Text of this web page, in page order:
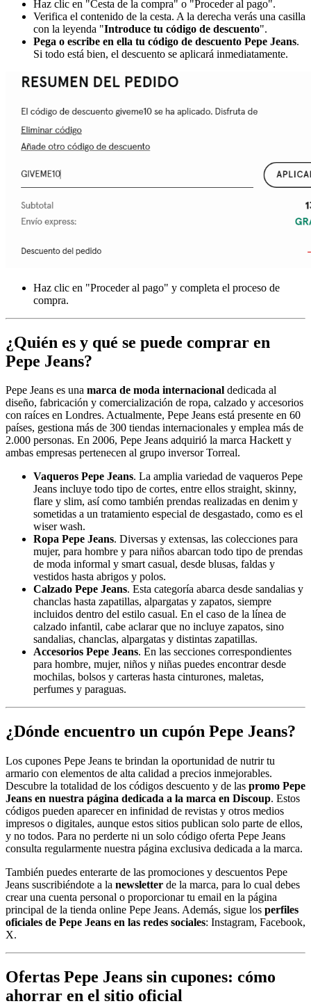
Haz clic en "Cesta de la compra" o "Proceder al pago".
Verifica el contenido de la cesta. A la derecha verás una casilla
con la leyenda "Introduce tu código de descuento".
Pega o escribe en ella tu código de descuento Pepe Jeans.
Si todo está bien, el descuento se aplicará inmediatamente.
Haz clic en "Proceder al pago" y completa el proceso de
compra.
¿Quién es y qué se puede comprar en
Pepe Jeans?
Pepe Jeans es una marca de moda internacional dedicada al
diseño, fabricación y comercialización de ropa, calzado y accesorios
con raíces en Londres. Actualmente, Pepe Jeans está presente en 60
países, gestiona más de 300 tiendas internacionales y emplea más de
2.000 personas. En 2006, Pepe Jeans adquirió la marca Hackett y
ambas empresas pertenecen al grupo inversor Torreal.
Vaqueros Pepe Jeans. La amplia variedad de vaqueros Pepe
Jeans incluye todo tipo de cortes, entre ellos straight, skinny,
flare y slim, así como también prendas realizadas en denim y
sometidas a un tratamiento especial de desgastado, como es el
wiser wash.
Ropa Pepe Jeans. Diversas y extensas, las colecciones para
mujer, para hombre y para niños abarcan todo tipo de prendas
de moda informal y smart casual, desde blusas, faldas y
vestidos hasta abrigos y polos.
Calzado Pepe Jeans. Esta categoría abarca desde sandalias y
chanclas hasta zapatillas, alpargatas y zapatos, siempre
incluidos dentro del estilo casual. En el caso de la línea de
calzado infantil, cabe aclarar que no incluye zapatos, sino
sandalias, chanclas, alpargatas y distintas zapatillas.
Accesorios Pepe Jeans. En las secciones correspondientes
para hombre, mujer, niños y niñas puedes encontrar desde
mochilas, bolsos y carteras hasta cinturones, maletas,
perfumes y paraguas.
¿Dónde encuentro un cupón Pepe Jeans?
Los cupones Pepe Jeans te brindan la oportunidad de nutrir tu
armario con elementos de alta calidad a precios inmejorables.
Descubre la totalidad de los códigos descuento y de las promo Pepe
Jeans en nuestra página dedicada a la marca en Discoup. Estos
códigos pueden aparecer en infinidad de revistas y otros medios
impresos o digitales, aunque estos sitios publican solo parte de ellos,
y no todos. Para no perderte ni un solo código oferta Pepe Jeans
consulta regularmente nuestra página exclusiva dedicada a la marca.
También puedes enterarte de las promociones y descuentos Pepe
Jeans suscribiéndote a la newsletter de la marca, para lo cual debes
crear una cuenta personal o proporcionar tu email en la página
principal de la tienda online Pepe Jeans. Además, sigue los perfiles
oficiales de Pepe Jeans en las redes sociales: Instagram, Facebook,
X.
Ofertas Pepe Jeans sin cupones: cómo
ahorrar en el sitio oficial